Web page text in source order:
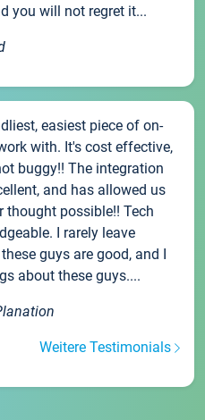
you will not regret it...
easiest piece of on-
with. It's cost effective,
buggy!! The integration
and has allowed us
thought possible!! Tech
I rarely leave
guys are good, and I
about these guys....
Weitere Testimonials